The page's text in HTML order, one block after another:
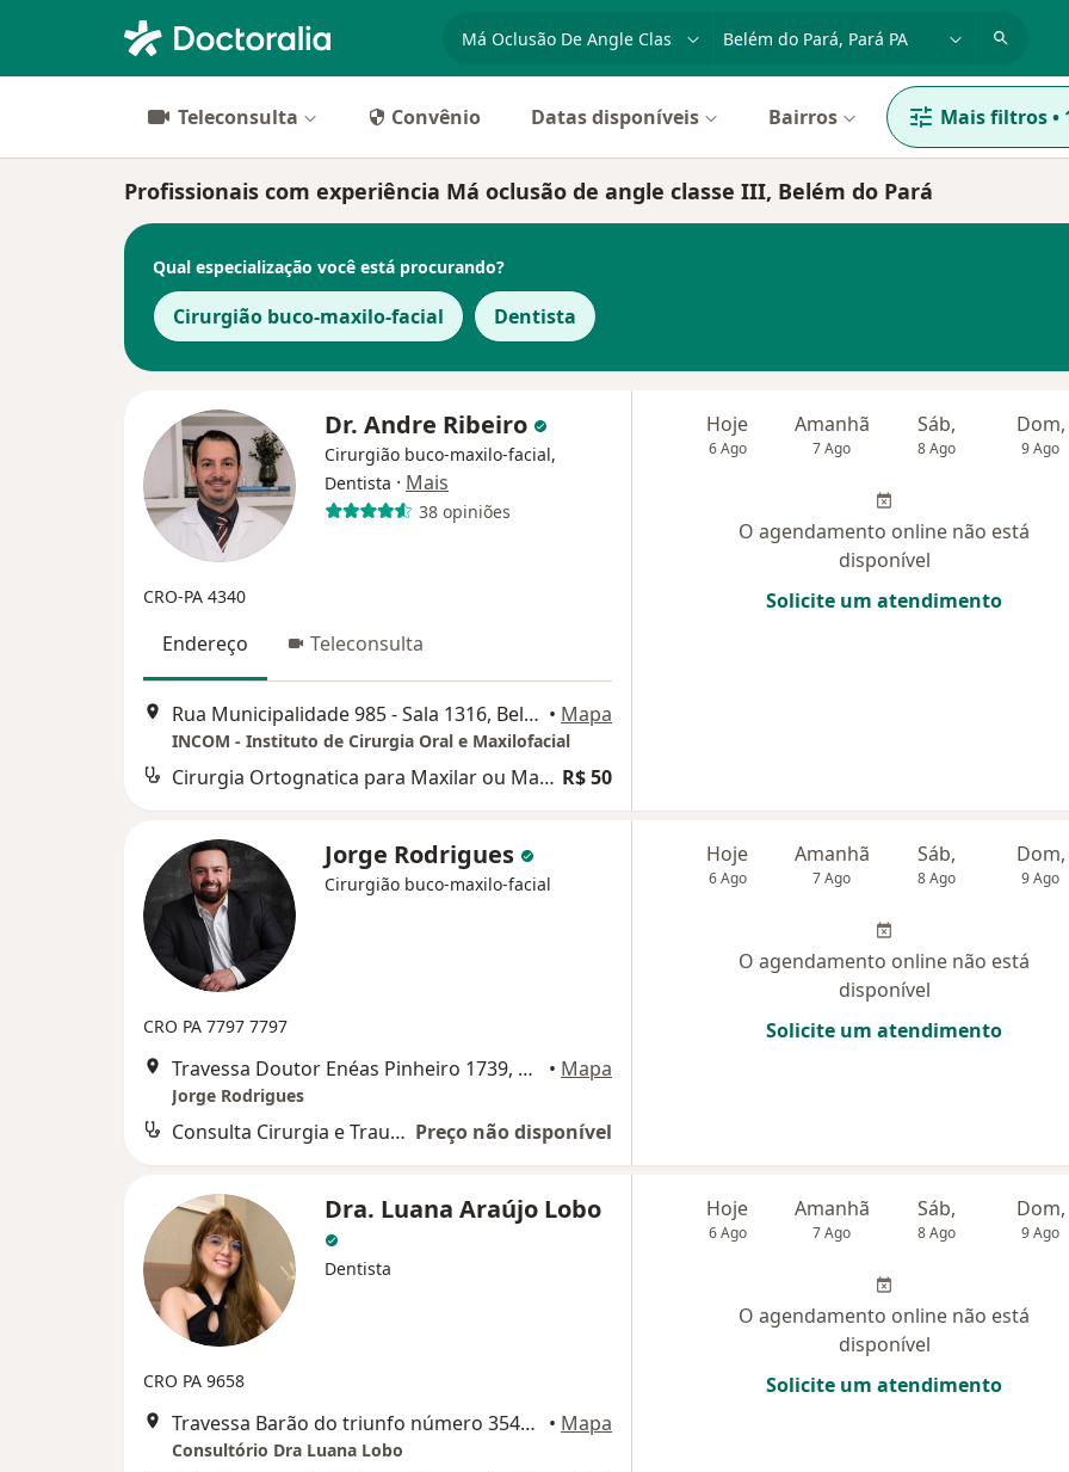
especialidade, doença ou nomecidade ou região
Teleconsulta Convênio Datas disponíveis Bairros Mais filtros•
Profissionais com experiência Má oclusão de angle classe III, Belém do Pará
Qual especialização você está procurando?
Cirurgião buco-maxilo-facial Dentista
Dr. Andre Ribeiro
Cirurgião buco-maxilo-facial,
Dentista · Mais
38 opiniões
CRO-PA 4340
Endereço Teleconsulta
Rua Municipalidade 985 - Sala 1316, Belém do Pará • Mapa
INCOM - Instituto de Cirurgia Oral e Maxilofacial
Cirurgia Ortognatica para Maxilar ou Maxilomandibular R$ 50
Hoje
6 Ago
Amanhã
7 Ago
Sáb,
8 Ago
Dom,
9 Ago
O agendamento online não está
disponível
Solicite um atendimento
Jorge Rodrigues
Cirurgião buco-maxilo-facial
CRO PA 7797 7797
Travessa Doutor Enéas Pinheiro 1739, Belém do Pará • Mapa
Jorge Rodrigues
Consulta Cirurgia e Traumatologia Buco-maxilo-facial Preço não disponível
Hoje
6 Ago
Amanhã
7 Ago
Sáb,
8 Ago
Dom,
9 Ago
O agendamento online não está
disponível
Solicite um atendimento
Dra. Luana Araújo Lobo
Dentista
CRO PA 9658
Travessa Barão do triunfo número 3540 entre Almirante Barroso e João Paulo II. Edifício Infinity , Sala 1807 - 18° Andar . Bairro: Marco, Belém do Pará • Mapa
Consultório Dra Luana Lobo
Hoje
6 Ago
Amanhã
7 Ago
Sáb,
8 Ago
Dom,
9 Ago
O agendamento online não está
disponível
Solicite um atendimento